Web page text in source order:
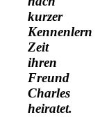
kurzer
Kennenlern
Zeit
ihren
Freund
Charles
heiratet.